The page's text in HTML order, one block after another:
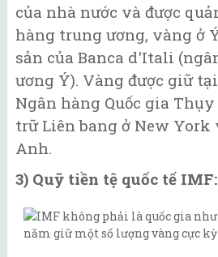
của nhà nước và được
hàng trung ương, vàng ở
sản của Banca d'Itali
ương Ý). Vàng được giữ
Ngân hàng Quốc gia
trữ Liên bang ở New York
Anh.
3) Quỹ tiền tệ quốc tế